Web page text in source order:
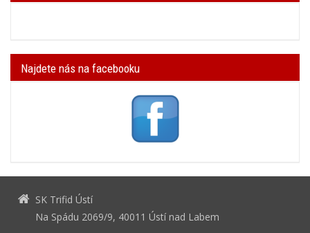
Najdete nás na facebooku
SK Trifid Ústí
Na Spádu 2069/9, 40011 Ústí nad Labem